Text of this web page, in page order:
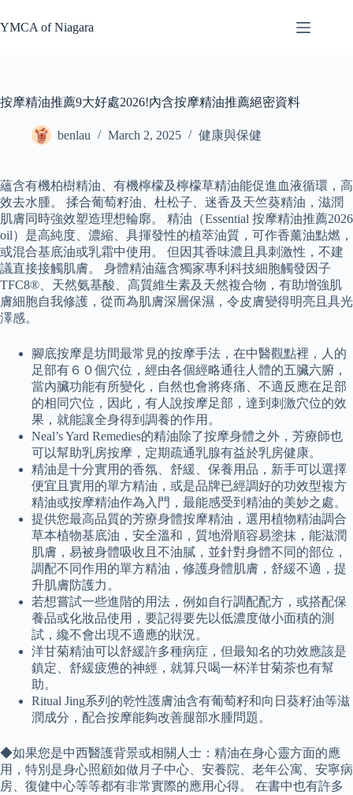
to
content
YMCA of Niagara
按摩精油推薦9大好處2026!內含按摩精油推薦絕密資料
benlau March 2, 2025 健康與保健
蘊含有機柏樹精油、有機檸檬及檸檬草精油能促進血液循環，高
效去水腫。 揉合葡萄籽油、杜松子、迷香及天竺葵精油，滋潤
肌膚同時強效塑造理想輪廓。 精油（Essential 按摩精油推薦2026
oil）是高純度、濃縮、具揮發性的植萃油質，可作香薰油點燃，
或混合基底油或乳霜中使用。 但因其香味濃且具刺激性，不建
議直接接觸肌膚。 身體精油蘊含獨家專利科技細胞觸發因子
TFC8®、天然氨基酸、高質維生素及天然複合物，有助增強肌
膚細胞自我修護，從而為肌膚深層保濕，令皮膚變得明亮且具光
澤感。
腳底按摩是坊間最常見的按摩手法，在中醫觀點裡，人的
足部有６０個穴位，經由各個經略通往人體的五臟六腑，
當內臟功能有所變化，自然也會將疼痛、不適反應在足部
的相同穴位，因此，有人說按摩足部，達到刺激穴位的效
果，就能讓全身得到調養的作用。
Neal’s Yard Remedies的精油除了按摩身體之外，芳療師也
可以幫助乳房按摩，定期疏通乳腺有益於乳房健康。
精油是十分實用的香氛、舒緩、保養用品，新手可以選擇
便宜且實用的單方精油，或是品牌已經調好的功效型複方
精油或按摩精油作為入門，最能感受到精油的美妙之處。
提供您最高品質的芳療身體按摩精油，選用植物精油調合
草本植物基底油，安全溫和，質地滑順容易塗抹，能滋潤
肌膚，易被身體吸收且不油膩，並針對身體不同的部位，
調配不同作用的單方精油，修護身體肌膚，舒緩不適，提
升肌膚防護力。
若想嘗試一些進階的用法，例如自行調配配方，或搭配保
養品或化妝品使用，要記得要先以低濃度做小面積的測
試，纔不會出現不適應的狀況。
洋甘菊精油可以舒緩許多種病症，但最知名的功效應該是
鎮定、舒緩疲憊的神經，就算只喝一杯洋甘菊茶也有幫
助。
Ritual Jing系列的乾性護膚油含有葡萄籽和向日葵籽油等滋
潤成分，配合按摩能夠改善腿部水腫問題。
◆如果您是中西醫護背景或相關人士：精油在身心靈方面的應
用，特別是身心照顧如做月子中心、安養院、老年公寓、安寧病
房、復健中心等等都有非常實際的應用心得。 在書中也有許多